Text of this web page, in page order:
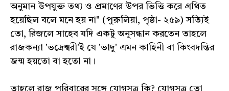
অনুমান উপযুক্ত তথ্য ও প্রমাণের উপর ভিত্তি করে গ্রথিত
হয়েছিল বলে মনে হয় না" (পুরুলিয়া, পৃষ্ঠা- ২৫৯) সত্যিই
তো, রিজলে সাহেব যদি একটু অনুসন্ধান করতেন তাহলে
রাজকন্যা 'ভদ্রেশ্বরী'ই যে 'ভাদু' এমন কাহিনী বা কিংবদন্তির
জন্ম হয়তো বা হতো না।
তাহলে রাজ পরিবারের সঙ্গে যোগসূত্র কি? যোগসূত্র তো